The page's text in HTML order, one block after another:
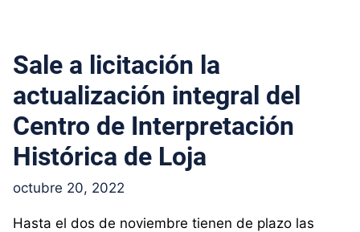
Sale a licitación la
actualización integral del
Centro de Interpretación
Histórica de Loja
octubre 20, 2022
Hasta el dos de noviembre tienen de plazo las